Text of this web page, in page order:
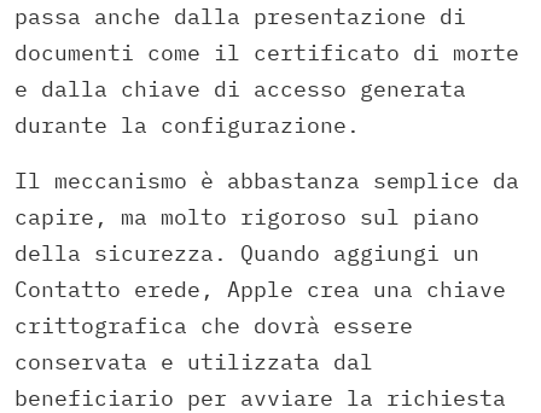
passa anche dalla presentazione di
documenti come il certificato di morte
e dalla chiave di accesso generata
durante la configurazione.
Il meccanismo è abbastanza semplice da
capire, ma molto rigoroso sul piano
della sicurezza. Quando aggiungi un
Contatto erede, Apple crea una chiave
crittografica che dovrà essere
conservata e utilizzata dal
beneficiario per avviare la richiesta